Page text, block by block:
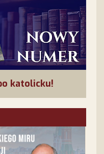
katolicku!